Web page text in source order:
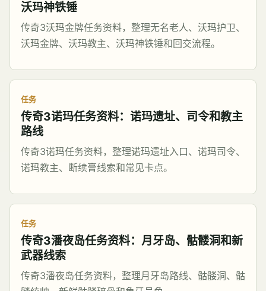
沃玛神铁锤
传奇3沃玛金牌任务资料，整理无名老人、沃玛护卫、
沃玛金牌、沃玛教主、沃玛神铁锤和回交流程。
任务
传奇3诺玛任务资料：诺玛遗址、司令和教主
路线
传奇3诺玛任务资料，整理诺玛遗址入口、诺玛司令、
诺玛教主、断续膏线索和常见卡点。
任务
传奇3潘夜岛任务资料：月牙岛、骷髅洞和新
武器线索
传奇3潘夜岛任务资料，整理月牙岛路线、骷髅洞、骷